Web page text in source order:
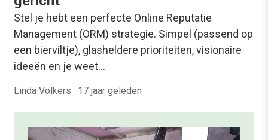
Stel je hebt een perfecte Online Reputatie
Management (ORM) strategie. Simpel (passend op
een bierviltje), glasheldere prioriteiten, visionaire
ideeën en je weet…
Linda Volkers · 17 jaar geleden